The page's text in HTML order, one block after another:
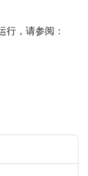
行，请参阅：